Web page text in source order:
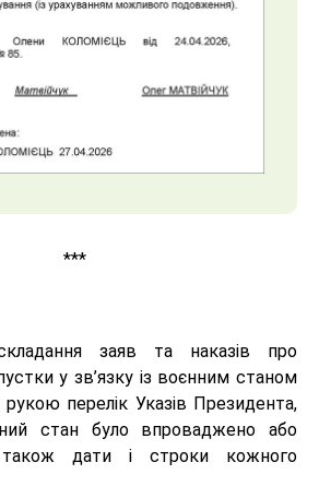
***
заяв та наказів про
у зв’язку із воєнним станом
перелік Указів Президента,
стан було впроваджено або
дати і строки кожного